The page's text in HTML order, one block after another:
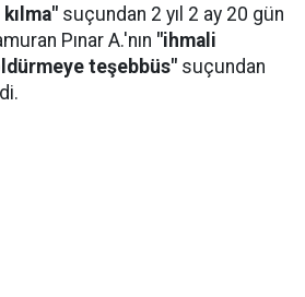
suçundan 2 yıl 2 ay 20 gün
Pınar A.'nın "ihmali
teşebbüs" suçundan